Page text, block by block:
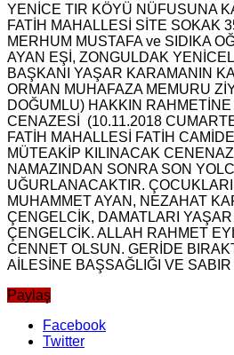
YENİCE TIR KÖYÜ NÜFUSUNA
FATİH MAHALLESİ SİTE SOKAK
MERHUM MUSTAFA ve SIDIKA
AYAN EŞİ, ZONGULDAK
BAŞKANI YAŞAR KARAMANIN
ORMAN MUHAFAZA MEMURU
DOĞUMLU) HAKKIN
CENAZESİ (10.11.2018
FATİH MAHALLESİ FATİH
MÜTEAKİP KILINACAK
NAMAZINDAN SONRA SON
UĞURLANACAKTIR.
MUHAMMET AYAN, NEZAHAT
ÇENGELCİK, DAMATLARI
ÇENGELCİK. ALLAH RAHMET
CENNET OLSUN. GERİDE
AİLESİNE BAŞSAĞLIĞI VE SABIR
Paylaş
Facebook
Twitter